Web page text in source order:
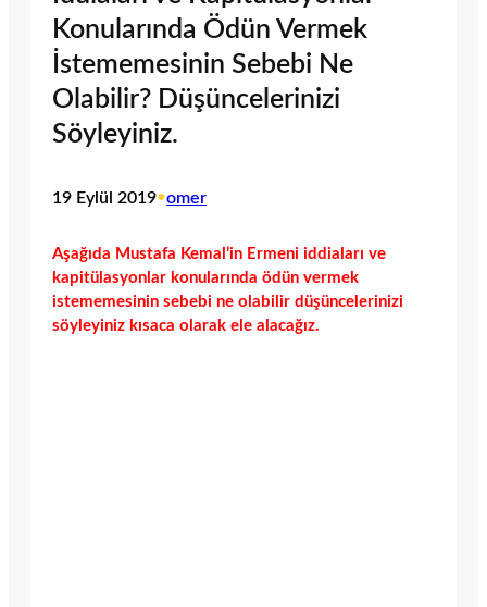
Konularında Ödün Vermek
İstememesinin Sebebi Ne
Olabilir? Düşüncelerinizi
Söyleyiniz.
19 Eylül 2019•omer
Aşağıda Mustafa Kemal’in Ermeni iddiaları ve
kapitülasyonlar konularında ödün vermek
istememesinin sebebi ne olabilir düşüncelerinizi
söyleyiniz kısaca olarak ele alacağız.